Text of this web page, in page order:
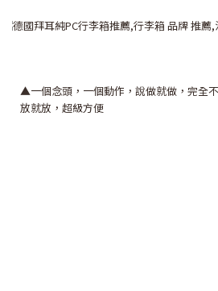
▲一個念頭，一個動作，說做就做，完全
放就放，超級方便